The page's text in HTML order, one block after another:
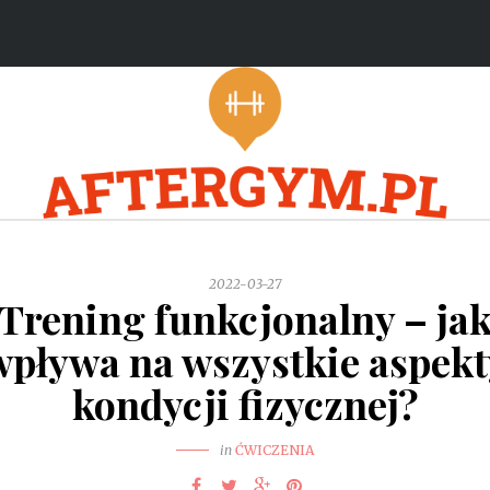
2022-03-27
funkcjonalny –
na wszystkie
kondycji fizycznej?
in ĆWICZENIA